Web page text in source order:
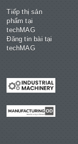
Tiếp thị sản
phẩm tại
techMAG
Đăng tin bài tại
techMAG